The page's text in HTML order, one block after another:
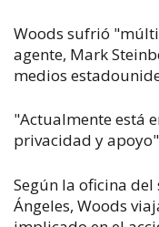
Woods sufrió
agente, Mark
medios
"Actualmente está
privacidad y
Según la oficina
Ángeles, Woods